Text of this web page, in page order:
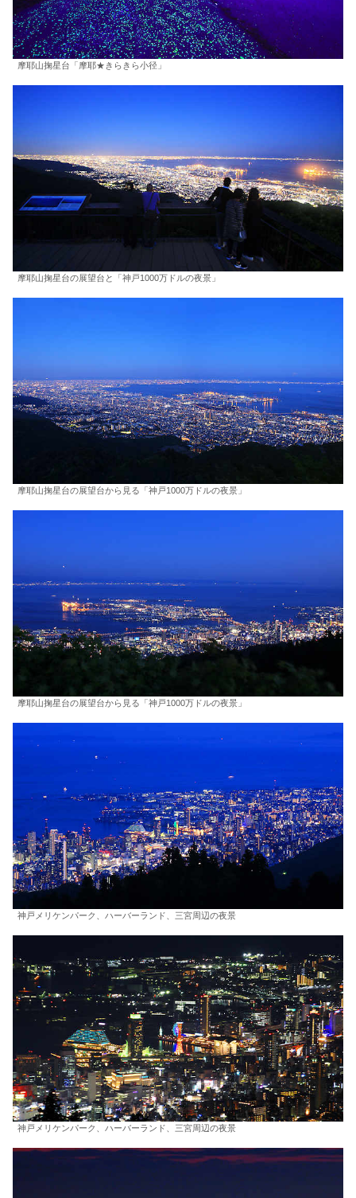
摩耶山掬星台「摩耶★きらきら小径」
摩耶山掬星台の展望台と「神戸1000万ドルの夜景」
摩耶山掬星台の展望台から見る「神戸1000万ドルの夜景」
摩耶山掬星台の展望台から見る「神戸1000万ドルの夜景」
神戸メリケンパーク、ハーバーランド、三宮周辺の夜景
神戸メリケンパーク、ハーバーランド、三宮周辺の夜景